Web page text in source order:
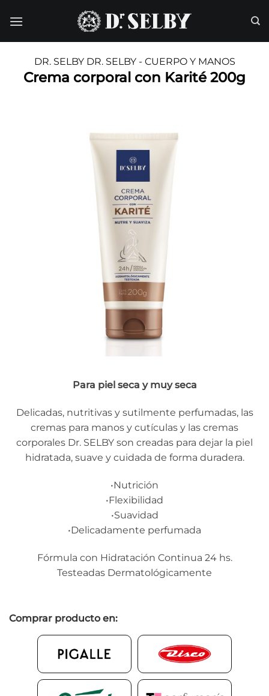
DR. SELBY DR. SELBY - CUERPO Y MANOS
Crema corporal con Karité 200g
Para piel seca y muy seca
Delicadas, nutritivas y sutilmente perfumadas, las
cremas para manos y cutículas y las cremas
corporales Dr. SELBY son creadas para dejar la piel
hidratada, suave y cuidada de forma duradera.
•Nutrición
•Flexibilidad
•Suavidad
•Delicadamente perfumada
Fórmula con Hidratación Continua 24 hs.
Testeadas Dermatológicamente
Comprar producto en: